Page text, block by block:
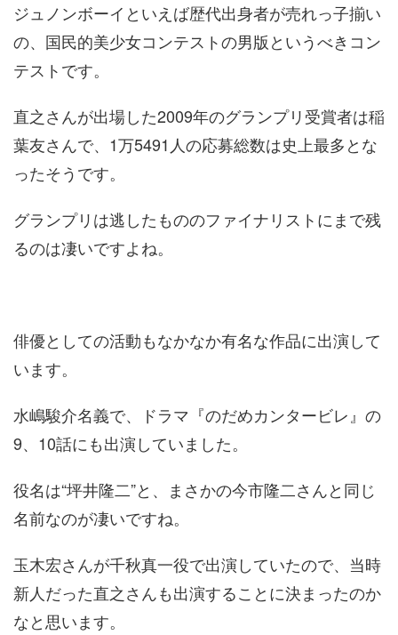
ジュノンボーイといえば歴代出身者が売れっ子揃い
の、国民的美少女コンテストの男版というべきコン
テストです。
直之さんが出場した2009年のグランプリ受賞者は稲
葉友さんで、1万5491人の応募総数は史上最多とな
ったそうです。
グランプリは逃したもののファイナリストにまで残
るのは凄いですよね。
俳優としての活動もなかなか有名な作品に出演して
います。
水嶋駿介名義で、ドラマ『のだめカンタービレ』の
9、10話にも出演していました。
役名は“坪井隆二”と、まさかの今市隆二さんと同じ
名前なのが凄いですね。
玉木宏さんが千秋真一役で出演していたので、当時
新人だった直之さんも出演することに決まったのか
なと思います。